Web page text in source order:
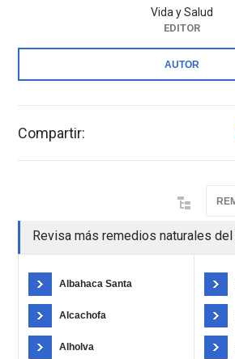
Vida y Salud
EDITOR
AUTOR
Compartir:
Revisa más remedios naturales
Albahaca Santa
Alcachofa
Alholva